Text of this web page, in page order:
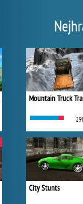
Mountain Truck
City Stunts